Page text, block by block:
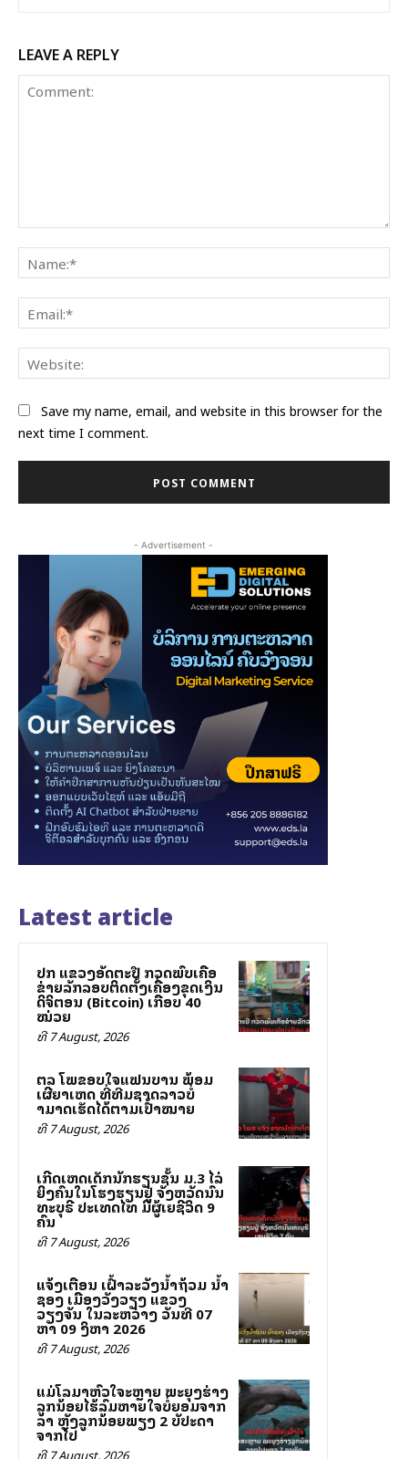
LEAVE A REPLY
Save my name, email, and website in this browser for the
next time I comment.
- Advertisement -
Latest article
ປກສ ແຂວງອັດຕະປື ກວດພົບເຄືອ
ຂ່າຍລັກລອບຕິດຕັ້ງເຄື່ອງຂຸດເງິນ
ດິຈິຕອນ (Bitcoin) ເກືອບ 40
ໝ່ວຍ
ທີ 7 August, 2026
ສຕລ ໂພສຂອບໃຈແຟນບານ ພ້ອມ
ເຜີຍສາເຫດ ທີ່ທີມຊາດລາວບໍ່
ສາມາດເຮັດໄດ້ຕາມເປົ້າໝາຍ
ທີ 7 August, 2026
ເກີດເຫດເດັກນັກຮຽນຊັ້ນ ມ.3 ໄລ່
ຍິງຄົນໃນໂຮງຮຽນຢູ່ ຈັງຫວັດນົນ
ທະບຸຣີ ປະເທດໄທ ມີຜູ້ເສຍຊີວິດ 9
ຄົນ
ທີ 7 August, 2026
ແຈ້ງເຕືອນ ເຝົ້າລະວັງນ້ຳຖ້ວມ ນ້ຳ
ຊອງ ເມືອງວັງວຽງ ແຂວງ
ວຽງຈັນ ໃນລະຫວ່າງ ວັນທີ 07
ຫາ 09 ສິງຫາ 2026
ທີ 7 August, 2026
ແມ່ໂລມາຫົວໃຈສະຫຼາຍ ພະຍຸງຮ່າງ
ລູກນ້ອຍໄຮ້ລົມຫາຍໃຈບໍ່ຍອມຈາກ
ລາ ຫຼັງລູກນ້ອຍພຽງ 2 ສັບປະດາ
ຈາກໄປ
ທີ 7 August, 2026